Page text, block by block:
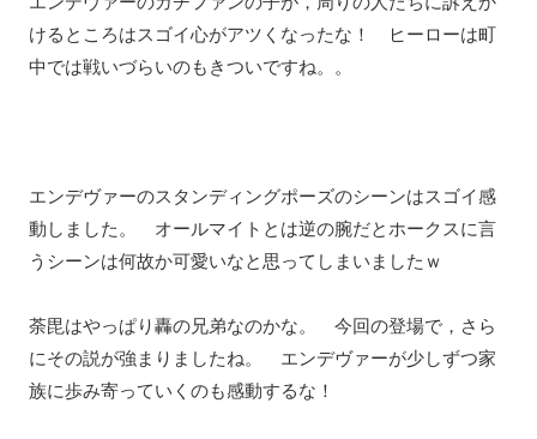
けるところはスゴイ心がアツくなったな！ ヒーローは町
中では戦いづらいのもきついですね。。
エンデヴァーのスタンディングポーズのシーンはスゴイ感
動しました。 オールマイトとは逆の腕だとホークスに言
うシーンは何故か可愛いなと思ってしまいましたｗ
荼毘はやっぱり轟の兄弟なのかな。 今回の登場で，さら
にその説が強まりましたね。 エンデヴァーが少しずつ家
族に歩み寄っていくのも感動するな！